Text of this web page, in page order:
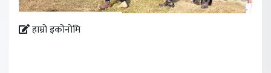
हाम्रो इकोनोमि